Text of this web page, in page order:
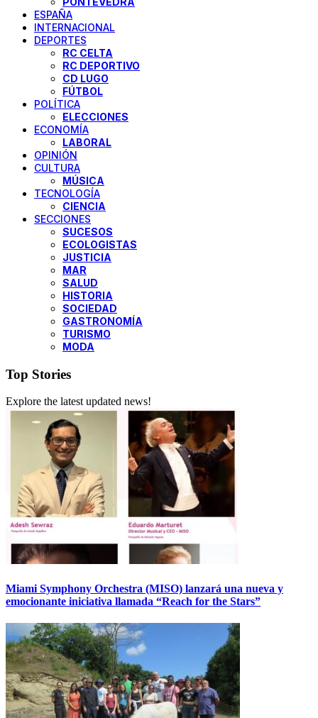
ESPAÑA
INTERNACIONAL
DEPORTES
RC CELTA
RC DEPORTIVO
CD LUGO
FÚTBOL
POLÍTICA
ELECCIONES
ECONOMÍA
LABORAL
OPINIÓN
CULTURA
MÚSICA
TECNOLOGÍA
CIENCIA
SECCIONES
SUCESOS
ECOLOGISTAS
JUSTICIA
MAR
SALUD
HISTORIA
SOCIEDAD
GASTRONOMÍA
TURISMO
MODA
Top Stories
Explore the latest updated news!
Miami Symphony Orchestra (MISO) lanzará una nueva y
emocionante iniciativa llamada “Reach for the Stars”